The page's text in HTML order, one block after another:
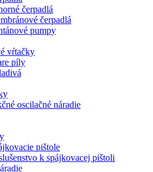
čerpadlá
čerpadlá
pumpy
vŕtačky
píly
oscilačné náradie
pištole
k spájkovacej pištoli